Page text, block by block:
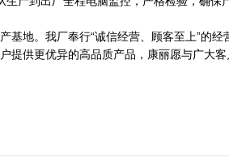
地。我厂奉行“诚信经营、顾客至上”的
供更优异的高品质产品，康丽愿与广大客